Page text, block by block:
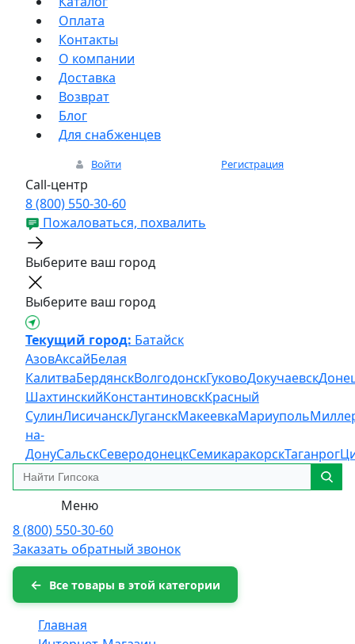
Оплата
Контакты
О компании
Доставка
Возврат
Блог
Для снабженцев
Войти Регистрация
Call-центр
8 (800) 550-30-60
Пожаловаться, похвалить
Выберите ваш город
Выберите ваш город
Текущий город: Батайск
АзовАксайБелая
КалитваБердянскВолгодонскГуковоДокучаевск
ШахтинскийКонстантиновскКрасный
СулинЛисичанскЛуганскМакеевкаМариуполь
на-
ДонуСальскСеверодонецкСемикаракорскТаганрог
Меню
8 (800) 550-30-60
Заказать обратный звонок
Все товары в этой категории
Главная